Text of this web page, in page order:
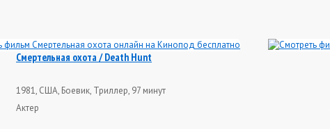
Смертельная охота / Death Hunt
1981, США, Боевик, Триллер, 97 минут
Актер